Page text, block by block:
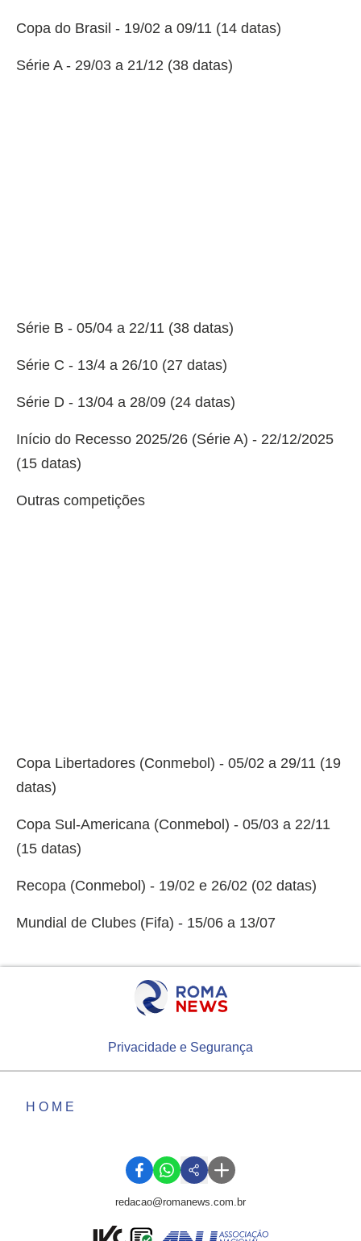
Copa do Brasil - 19/02 a 09/11 (14 datas)
Série A - 29/03 a 21/12 (38 datas)
Série B - 05/04 a 22/11 (38 datas)
Série C - 13/4 a 26/10 (27 datas)
Série D - 13/04 a 28/09 (24 datas)
Início do Recesso 2025/26 (Série A) - 22/12/2025
(15 datas)
Outras competições
Copa Libertadores (Conmebol) - 05/02 a 29/11 (19
datas)
Copa Sul-Americana (Conmebol) - 05/03 a 22/11
(15 datas)
Recopa (Conmebol) - 19/02 e 26/02 (02 datas)
Mundial de Clubes (Fifa) - 15/06 a 13/07
Privacidade e Segurança
HOME
redacao@romanews.com.br